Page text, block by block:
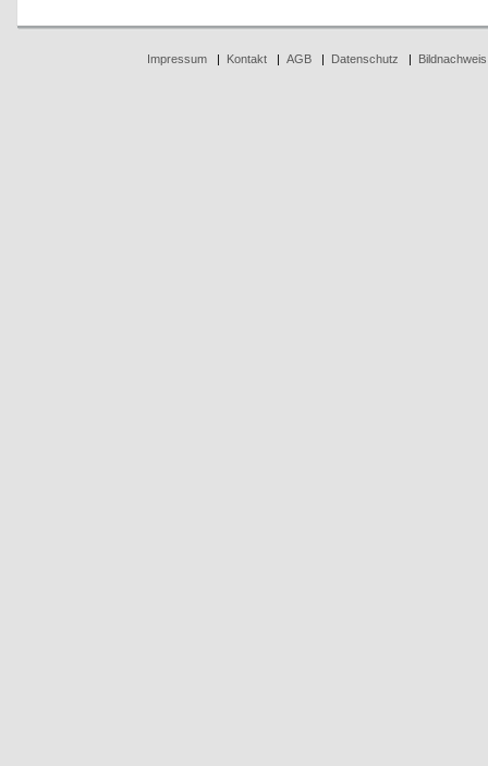
Impressum| Kontakt| AGB| Datenschutz Bildnachweis